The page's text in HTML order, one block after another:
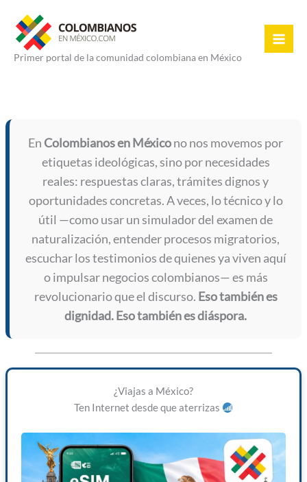
contenido
Primer portal de la comunidad colombiana en México
En Colombianos en Méxicono nos movemos por
etiquetas ideológicas, sino por necesidades
reales: respuestas claras, trámites dignos y
oportunidades concretas. A veces, lo técnico y lo
útil —como usar un simulador del examen de
naturalización, entender procesos migratorios,
escuchar los testimonios de quienes ya viven aquí
o impulsar negocios colombianos— es más
revolucionario que el discurso. Eso también es
dignidad. Eso también es diáspora.
¿Viajas a México?
Ten Internet desde que aterrizas